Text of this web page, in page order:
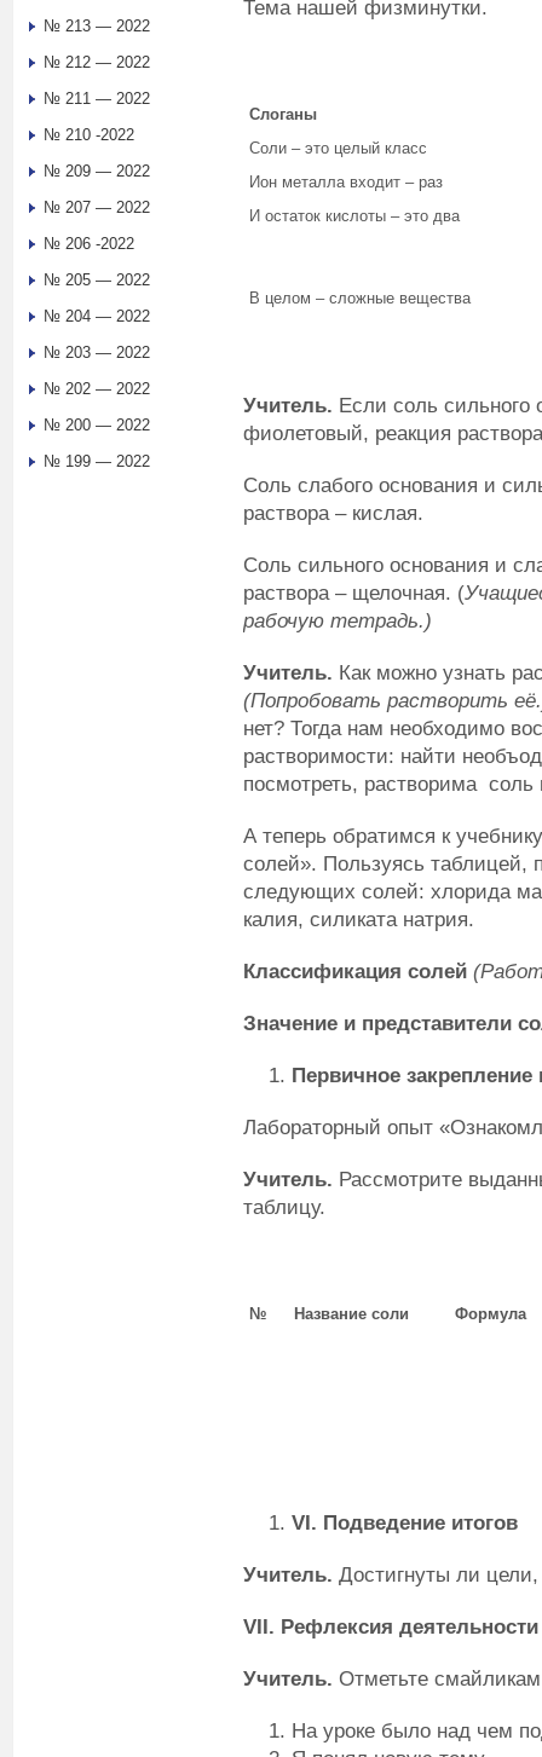
Тема нашей физминутки.
Слоганы
Соли – это целый класс
Ион металла входит – раз
И остаток кислоты – это два
В целом – сложные вещества
Учитель. Если соль сильного
фиолетовый, реакция
Соль слабого основания и
раствора – кислая.
Соль сильного основания и
раствора – щелочная. (
рабочую тетрадь.)
Учитель. Как можно узнать
(Попробовать растворить
нет? Тогда нам необходимо
растворимости: найти
посмотреть, растворима соль
А теперь обратимся к
солей». Пользуясь таблицей,
следующих солей: хлорида
калия, силиката натрия.
Классификация солей
Значение и представители
Первичное
Лабораторный опыт
Учитель. Рассмотрите
таблицу.
№ Название соли Формула
VI. Подведение итогов
Учитель. Достигнуты ли
VII. Рефлексия деятельности
Учитель. Отметьте
На уроке было над чем
№ 213 — 2022
№ 212 — 2022
№ 211 — 2022
№ 210 -2022
№ 209 — 2022
№ 207 — 2022
№ 206 -2022
№ 205 — 2022
№ 204 — 2022
№ 203 — 2022
№ 202 — 2022
№ 200 — 2022
№ 199 — 2022